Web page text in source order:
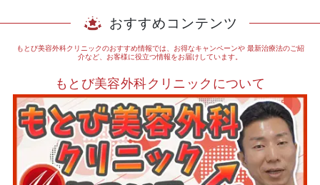
おすすめコンテンツ
もとび美容外科クリニックのおすすめ情報では、お得なキャンペーンや最新治療法のご紹
介など、お客様に役立つ情報をお届けしています。
もとび美容外科クリニックについて